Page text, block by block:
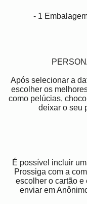
- 1
Após selecionar a
escolher os
como pelúcias,
deixar o seu
É possível incluir
Prossiga com a
escolher o cartão e
enviar em